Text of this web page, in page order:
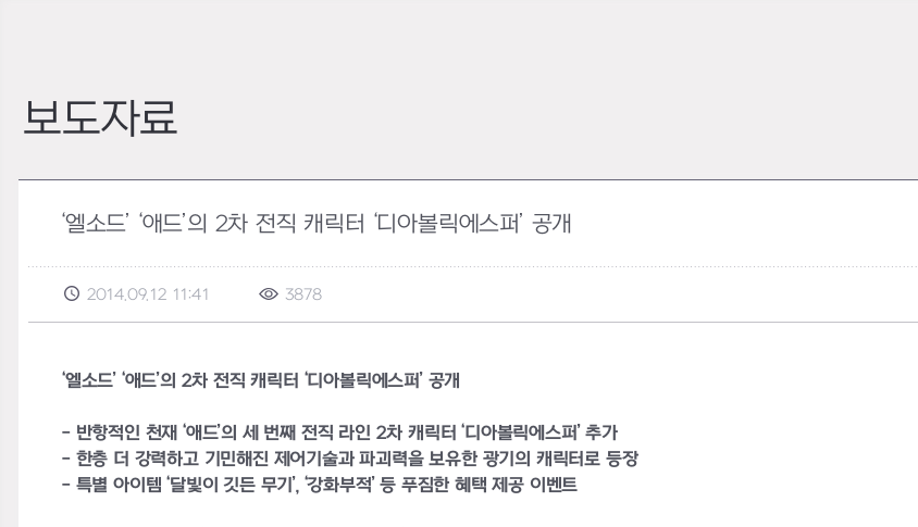
보도자료
‘엘소드’ ‘애드’의 2차 전직 캐릭터 ‘디아볼릭에스퍼’ 공개
2014.09.12 11:41 3878
‘엘소드’ ‘애드’의 2차 전직 캐릭터 ‘디아볼릭에스퍼’ 공개
- 반항적인 천재 ‘애드’의 세 번째 전직 라인 2차 캐릭터 ‘디아볼릭에스퍼’ 추가
- 한층 더 강력하고 기민해진 제어기술과 파괴력을 보유한 광기의 캐릭터로 등장
- 특별 아이템 ‘달빛이 깃든 무기’, ‘강화부적’ 등 푸짐한 혜택 제공 이벤트